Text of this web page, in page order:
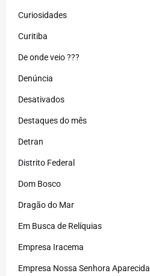
Curiosidades
Curitiba
De onde veio ???
Denúncia
Desativados
Destaques do mês
Detran
Distrito Federal
Dom Bosco
Dragão do Mar
Em Busca de Relíquias
Empresa Iracema
Empresa Nossa Senhora Aparecida